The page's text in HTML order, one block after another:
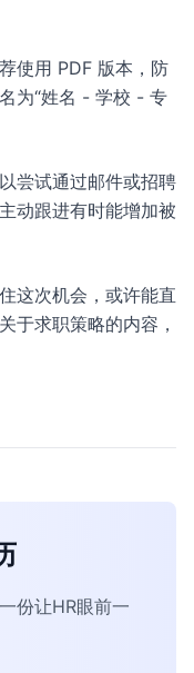
使用 PDF 版本，防
为“姓名 - 学校 - 专
尝试通过邮件或招聘
动跟进有时能增加被
这次机会，或许能直
于求职策略的内容，
份让HR眼前一